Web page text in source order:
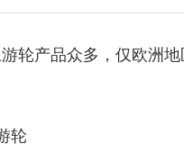
轮产品众多，仅欧洲
轮